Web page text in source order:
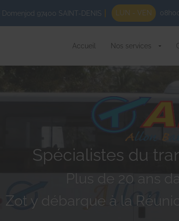
Domenjod 97400 SAINT-DENIS LUN - VEN
Spécialistes du
Plus de 20 ans
Zot y débarque à la
Accueil Nos services